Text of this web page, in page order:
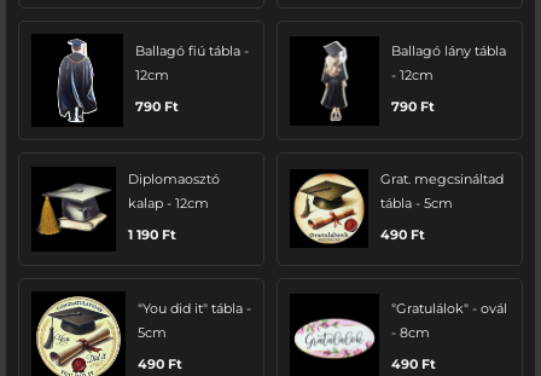
Ballagó fiú tábla -
12cm
790 Ft
Ballagó lány tábla
- 12cm
790 Ft
Diplomaosztó
kalap - 12cm
1 190 Ft
Grat. megcsináltad
tábla - 5cm
490 Ft
"You did it" tábla -
5cm
490 Ft
"Gratulálok" - ovál
- 8cm
490 Ft